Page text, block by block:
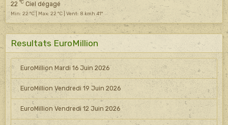
22 °C Ciel dégagé
Min: 22 °C | Max: 22 °C | Vent: 8 kmh 41°
Resultats EuroMillion
EuroMillion Mardi 16 Juin 2026
EuroMillion Vendredi 19 Juin 2026
EuroMillion Vendredi 12 Juin 2026